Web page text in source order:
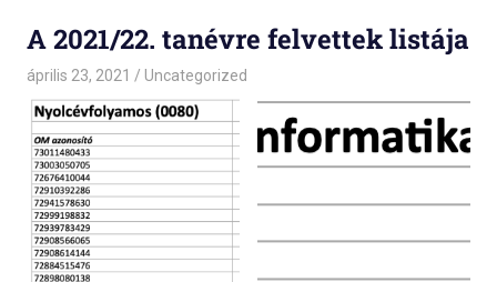
A 2021/22. tanévre felvettek listája
április 23, 2021 admin
Uncategorized